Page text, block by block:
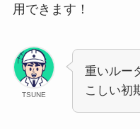
用できます！
TSUNE
重いルー
こしい初